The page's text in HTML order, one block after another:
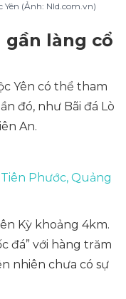
Yên (Ảnh: Nld.com.vn)
gần làng cổ
Yên có thể tham
đó, như Bãi đá Lò
An.
Phước, Quảng
Kỳ khoảng 4km.
đá” với hàng trăm
nhiên chưa có sự